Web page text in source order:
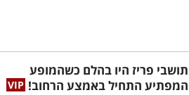
תושבי פריז היו בהלם כשהמופע
המפתיע התחיל באמצע הרחוב!